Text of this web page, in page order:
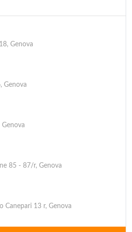
Foce
Palla
Genova
Genova
85 - 87/r, Genova
Canepari 13 r, Genova